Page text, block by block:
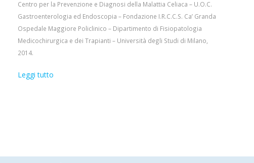
Centro per la Prevenzione e Diagnosi della Malattia Celiaca – U.O.C.
Gastroenterologia ed Endoscopia – Fondazione I.R.C.C.S. Ca’ Granda
Ospedale Maggiore Policlinico – Dipartimento di Fisiopatologia
Medicochirurgica e dei Trapianti – Università degli Studi di Milano,
2014.
Leggi tutto